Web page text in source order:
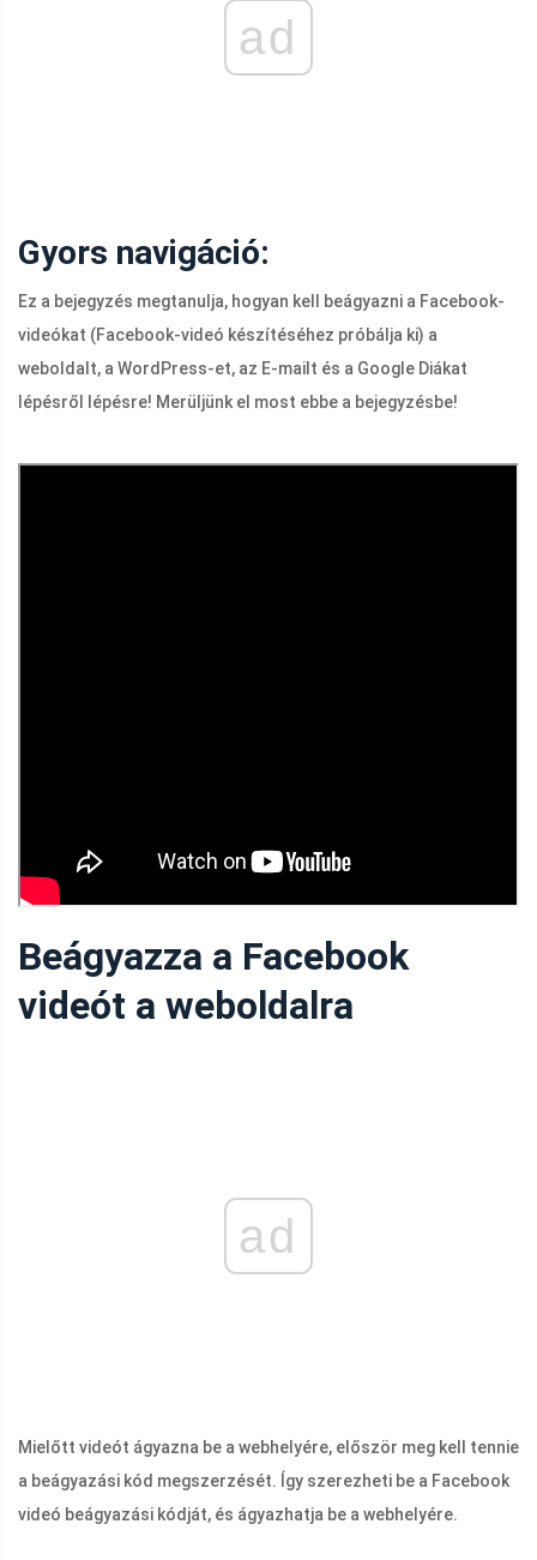
ad
Gyors navigáció:
Ez a bejegyzés megtanulja, hogyan kell beágyazni a Facebook-
videókat (Facebook-videó készítéséhez próbálja ki) a
weboldalt, a WordPress-et, az E-mailt és a Google Diákat
lépésről lépésre! Merüljünk el most ebbe a bejegyzésbe!
Beágyazza a Facebook
videót a weboldalra
ad
Mielőtt videót ágyazna be a webhelyére, először meg kell tennie
a beágyazási kód megszerzését. Így szerezheti be a Facebook
videó beágyazási kódját, és ágyazhatja be a webhelyére.